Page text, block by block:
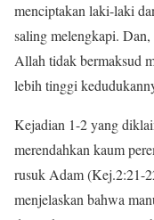
menciptakan laki-laki
saling melengkapi.
Allah tidak bermaksud
lebih tinggi
Kejadian 1-2 yang
merendahkan kaum
rusuk Adam (Kej.2:21-
menjelaskan bahwa